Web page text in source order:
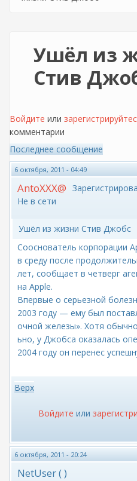
Ушёл из
Стив
Войдите или
комментарии
Последнее сообщение
6 октября, 2011 - 04:49
AntoXXX@
Не в сети
Ушёл из жизни Стив Джобс
Сооснователь корпорации
в среду после
лет, сообщает в четверг
на Apple.
Впервые о серьезной
2003 году — ему был
очной железы». Хотя
ьно, у Джобса оказалась
2004 году он перенес
Верх
Войдите или
6 октября, 2011 - 20:24
NetUser ( )